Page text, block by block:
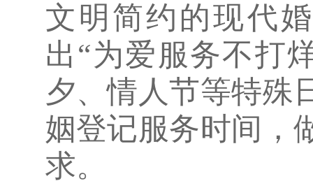
文明简约的现代
出“为爱服务不打
夕、情人节等特殊
姻登记服务时间，
求。